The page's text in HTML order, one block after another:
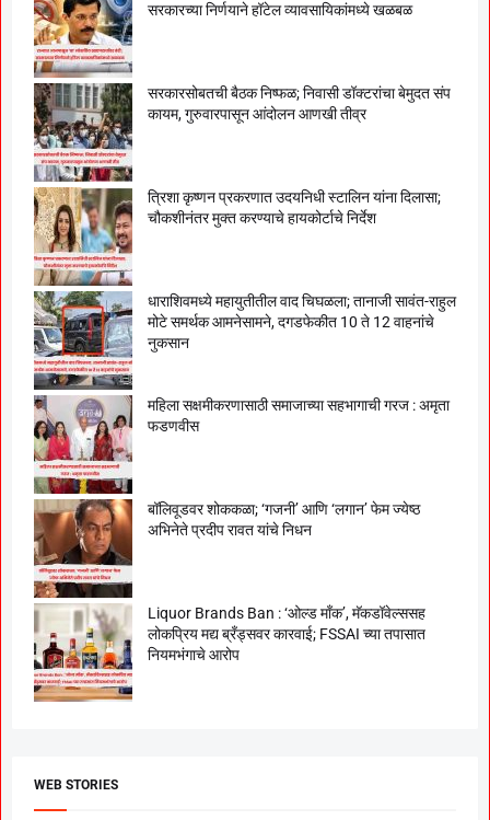
सरकारच्या निर्णयाने हॉटेल व्यावसायिकांमध्ये खळबळ
सरकारसोबतची बैठक निष्फळ; निवासी डॉक्टरांचा बेमुदत संप
कायम, गुरुवारपासून आंदोलन आणखी तीव्र
त्रिशा कृष्णन प्रकरणात उदयनिधी स्टालिन यांना दिलासा;
चौकशीनंतर मुक्त करण्याचे हायकोर्टाचे निर्देश
धाराशिवमध्ये महायुतीतील वाद चिघळला; तानाजी सावंत-राहुल
मोटे समर्थक आमनेसामने, दगडफेकीत 10 ते 12 वाहनांचे
नुकसान
महिला सक्षमीकरणासाठी समाजाच्या सहभागाची गरज : अमृता
फडणवीस
बॉलिवूडवर शोककळा; ‘गजनी’ आणि ‘लगान’ फेम ज्येष्ठ
अभिनेते प्रदीप रावत यांचे निधन
Liquor Brands Ban : ‘ओल्ड मॉंक’, मॅकडॉवेल्ससह
लोकप्रिय मद्य ब्रँड्सवर कारवाई; FSSAI च्या तपासात
नियमभंगाचे आरोप
WEB STORIES